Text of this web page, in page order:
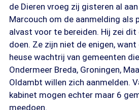
de Dieren vroeg zij gisteren al
Marcouch om de aanmelding als
alvast voor te bereiden. Hij zei
doen. Ze zijn niet de enigen,
heuse wachtrij van gemeenten
Ondermeer Breda, Groningen,
Oldambt willen zich aanmelden.
kabinet mogen echter maar 6
meedoen.